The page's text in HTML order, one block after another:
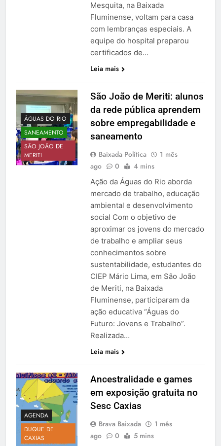
Mesquita, na Baixada
Fluminense, voltam para casa
com lembranças especiais. A
equipe do hospital preparou
certificados de…
Leia mais
ÁGUAS DO RIO
SANEAMENTO
SÃO JOÃO DE
MERITI
São João de Meriti: alunos
da rede pública aprendem
sobre empregabilidade e
saneamento
Baixada Política
1 mês
ago
0 4 mins
Ação da Águas do Rio aborda
mercado de trabalho, educação
ambiental e desenvolvimento
social Com o objetivo de
aproximar os jovens do mercado
de trabalho e ampliar seus
conhecimentos sobre
sustentabilidade, estudantes do
CIEP Mário Lima, em São João
de Meriti, na Baixada
Fluminense, participaram da
ação educativa “Águas do
Futuro: Jovens e Trabalho”.
Realizada…
Leia mais
AGENDA
DUQUE DE
CAXIAS
Ancestralidade e games
em exposição gratuita no
Sesc Caxias
Brava Baixada
1 mês
ago
0 5 mins